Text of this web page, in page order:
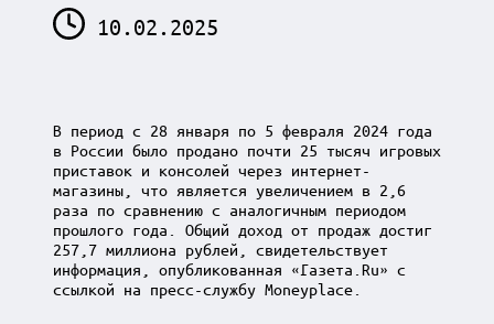
10.02.2025
В период с 28 января по 5 февраля 2024 года
в России было продано почти 25 тысяч игровых
приставок и консолей через интернет-
магазины, что является увеличением в 2,6
раза по сравнению с аналогичным периодом
прошлого года. Общий доход от продаж достиг
257,7 миллиона рублей, свидетельствует
информация, опубликованная «Газета.Ru» с
ссылкой на пресс-службу Moneyplace.